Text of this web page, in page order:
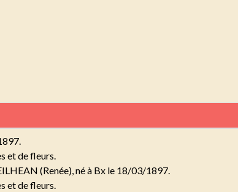
et de fleurs.
(Renée), né à Bx le 18/03/1897.
et de fleurs.